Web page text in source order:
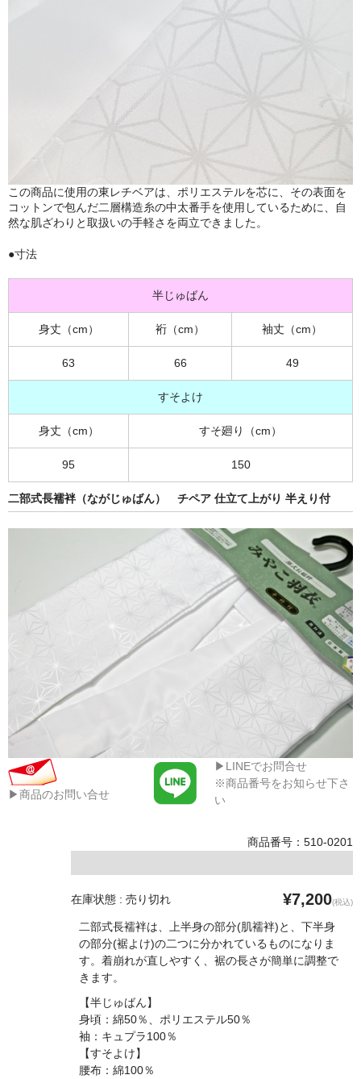
この商品に使用の東レチベアは、ポリエステルを芯に、その表面を
コットンで包んだ二層構造糸の中太番手を使用しているために、自
然な肌ざわりと取扱いの手軽さを両立できました。
●寸法
半じゅばん
身丈（cm） 裄（cm） 袖丈（cm）
63 66 49
すそよけ
身丈（cm） すそ廻り（cm）
95 150
二部式長襦袢（ながじゅばん） チペア 仕立て上がり 半えり付
▶商品のお問い合せ
▶LINEでお問合せ
※商品番号をお知らせ下さ
い
商品番号：510-0201
在庫状態 : 売り切れ ¥7,200(税込)
二部式長襦袢は、上半身の部分(肌襦袢)と、下半身
の部分(裾よけ)の二つに分かれているものになりま
す。着崩れが直しやすく、裾の長さが簡単に調整で
きます。
【半じゅばん】
身頃：綿50％、ポリエステル50％
袖：キュプラ100％
【すそよけ】
腰布：綿100％